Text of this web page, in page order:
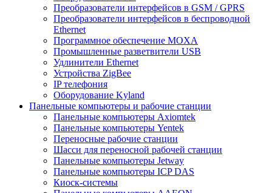
Преобразователи интерфейсов в GSM / GPRS
Преобразователи интерфейсов в беспроводной
Ethernet
Программное обеспечение MOXA
Промышленные разветвители USB
Удлинители Ethernet
Устройства ZigBee
IP телефония
Оборудование Kyland
Панельные компьютеры и рабочие станции
Панельные компьютеры Axiomtek
Панельные компьютеры Yentek
Переносные рабочие станции
Шасси для переносной рабочей станции
Панельные компьютеры Jetway
Панельные компьютеры ICP DAS
Киоск-системы